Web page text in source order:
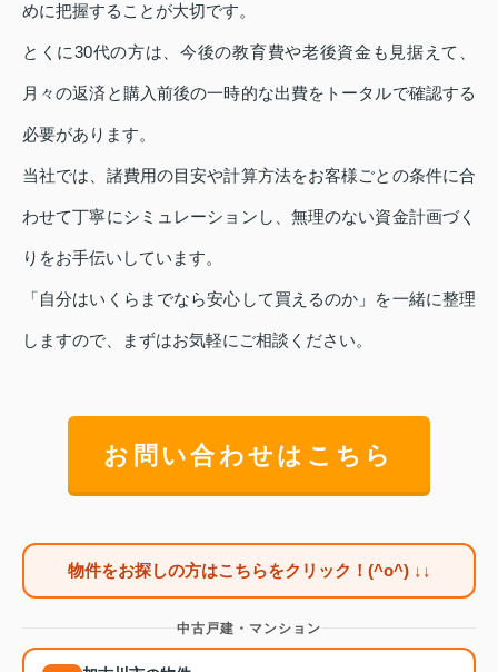
めに把握することが大切です。
とくに30代の方は、今後の教育費や老後資金も見据えて、
月々の返済と購入前後の一時的な出費をトータルで確認する
必要があります。
当社では、諸費用の目安や計算方法をお客様ごとの条件に合
わせて丁寧にシミュレーションし、無理のない資金計画づく
りをお手伝いしています。
「自分はいくらまでなら安心して買えるのか」を一緒に整理
しますので、まずはお気軽にご相談ください。
お問い合わせはこちら
物件をお探しの方はこちらをクリック！(^o^) ↓↓
中古戸建・マンション